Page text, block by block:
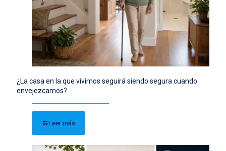
¿La casa en la que vivimos seguirá siendo segura cuando
envejezcamos?
Leer más